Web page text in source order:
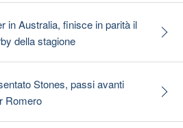
in Australia, finisce in parità il
della stagione
Stones, passi avanti
Romero